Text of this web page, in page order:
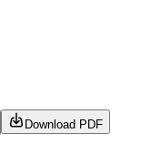
Download PDF